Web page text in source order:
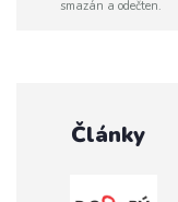
smazán a odečten.
Články